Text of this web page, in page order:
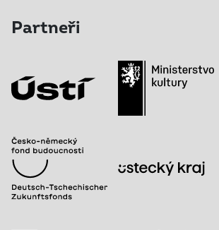
Partneři